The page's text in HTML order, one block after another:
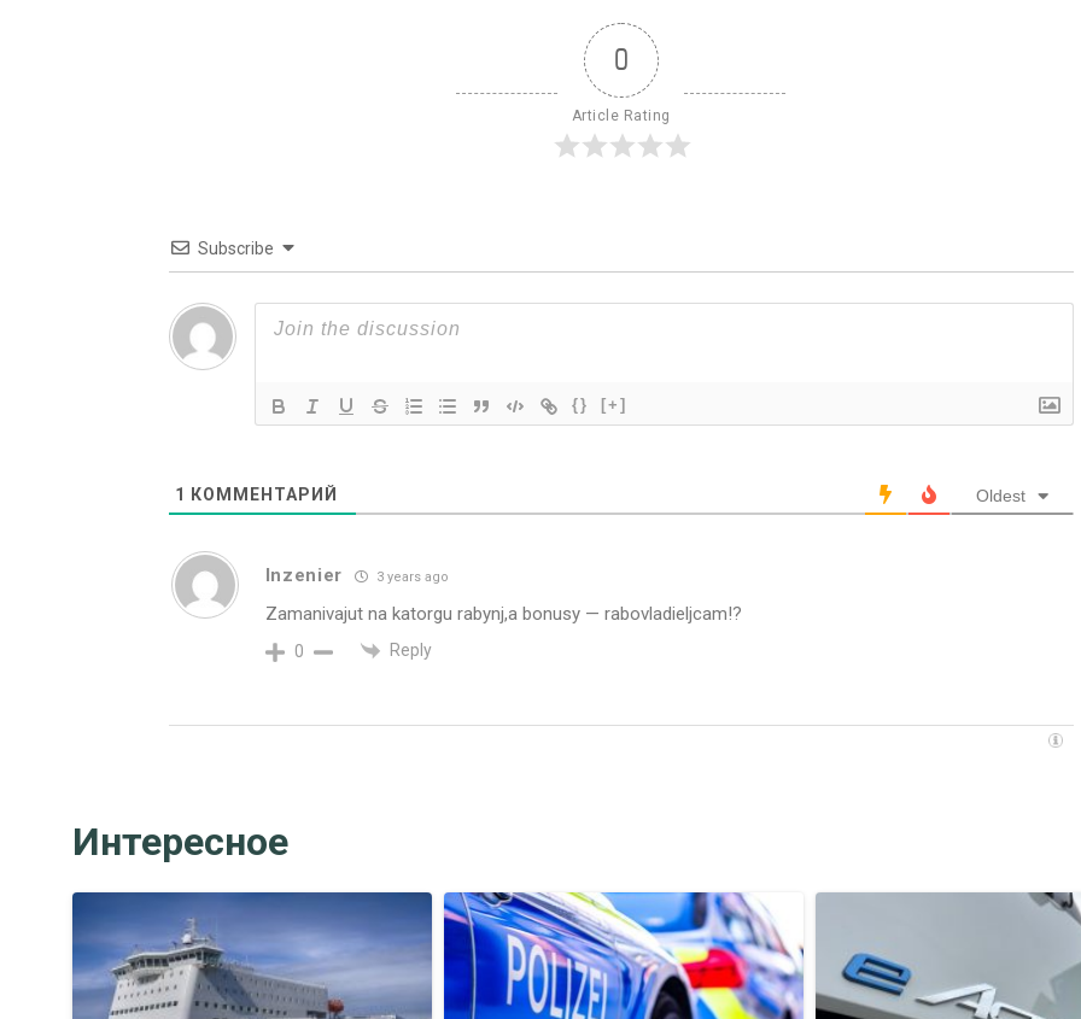
0
Article Rating
Subscribe
{} [+]
1 КОММЕНТАРИЙ Oldest
Inzenier 3 years ago
Zamanivajut na katorgu rabynj,a bonusy — rabovladieljcam!?
0 Reply
Интересное